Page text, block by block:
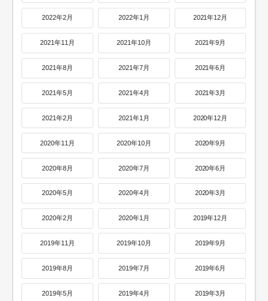
2022年2月 2022年1月 2021年12月
2021年11月 2021年10月 2021年9月
2021年8月 2021年7月 2021年6月
2021年5月 2021年4月 2021年3月
2021年2月 2021年1月 2020年12月
2020年11月 2020年10月 2020年9月
2020年8月 2020年7月 2020年6月
2020年5月 2020年4月 2020年3月
2020年2月 2020年1月 2019年12月
2019年11月 2019年10月 2019年9月
2019年8月 2019年7月 2019年6月
2019年5月 2019年4月 2019年3月